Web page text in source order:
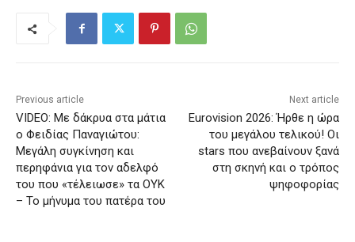
Previous article
VIDEO: Με δάκρυα στα μάτια
ο Φειδίας Παναγιώτου:
Μεγάλη συγκίνηση και
περηφάνια για τον αδελφό
του που «τέλειωσε» τα ΟΥΚ
– Το μήνυμα του πατέρα του
Next article
Eurovision 2026: Ήρθε η ώρα
του μεγάλου τελικού! Οι
stars που ανεβαίνουν ξανά
στη σκηνή και ο τρόπος
ψηφοφορίας